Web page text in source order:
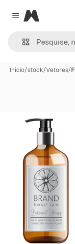
Close menu
Magnific
Início/stock/Vetores/